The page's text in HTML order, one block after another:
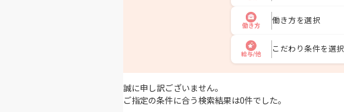
働き方
働き方を選択
給与/他
こだわり条件を選択
誠に申し訳ございません。
ご指定の条件に合う検索結果は0件でした。